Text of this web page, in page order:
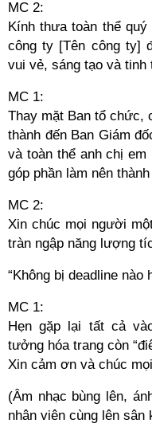
MC 2:
Kính thưa toàn thể
công ty [Tên công ty]
vui vẻ, sáng tạo và tinh
MC 1:
Thay mặt Ban tổ chức,
thành đến Ban Giám
và toàn thể anh chị
góp phần làm nên
MC 2:
Xin chúc mọi người
tràn ngập năng lượng
“Không bị deadline nào
MC 1:
Hẹn gặp lại tất cả
tưởng hóa trang còn
Xin cảm ơn và chúc
(Âm nhạc bùng lên,
nhân viên cùng lên sân